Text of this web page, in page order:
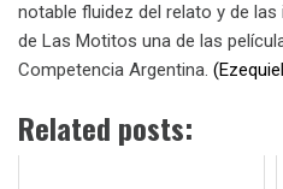
notable fluidez del relato y de
de Las Motitos una de las
Competencia Argentina.
Related posts: